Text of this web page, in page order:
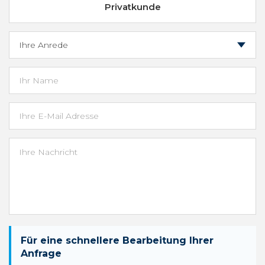
Privatkunde
Für eine schnellere Bearbeitung Ihrer
Anfrage